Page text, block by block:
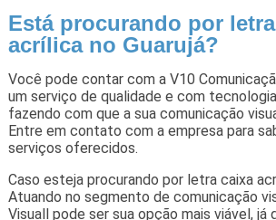
Está procurando por
acrílica no Guarujá?
Você pode contar com a V10
um serviço de qualidade e com
fazendo com que a sua comunicação
Entre em contato com a empresa para
serviços oferecidos.
Caso esteja procurando por letra caixa
Atuando no segmento de comunicação
Visuall pode ser sua opção mais viável, já